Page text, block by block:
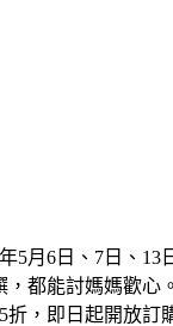
年5月 6 日、 7 日、 13
都能討媽媽歡心
折，即日起開放訂